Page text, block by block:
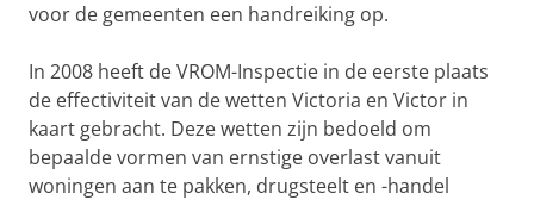
voor de gemeenten een handreiking op.
In 2008 heeft de VROM-Inspectie in de eerste plaats
de effectiviteit van de wetten Victoria en Victor in
kaart gebracht. Deze wetten zijn bedoeld om
bepaalde vormen van ernstige overlast vanuit
woningen aan te pakken, drugsteelt en -handel